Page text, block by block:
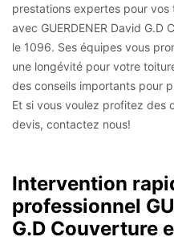
prestations expertes pour
avec GUERDENER David
le 1096. Ses équipes vous
une longévité pour votre
des conseils importants pour
Et si vous voulez profitez des
devis, contactez nous!
Intervention
professionnel
G.D Couverture